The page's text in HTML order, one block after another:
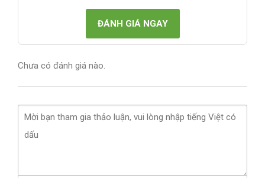
ĐÁNH GIÁ NGAY
Chưa có đánh giá nào.